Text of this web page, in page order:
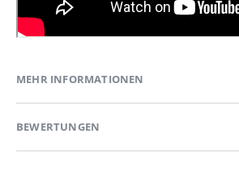
MEHR INFORMATIONEN
BEWERTUNGEN